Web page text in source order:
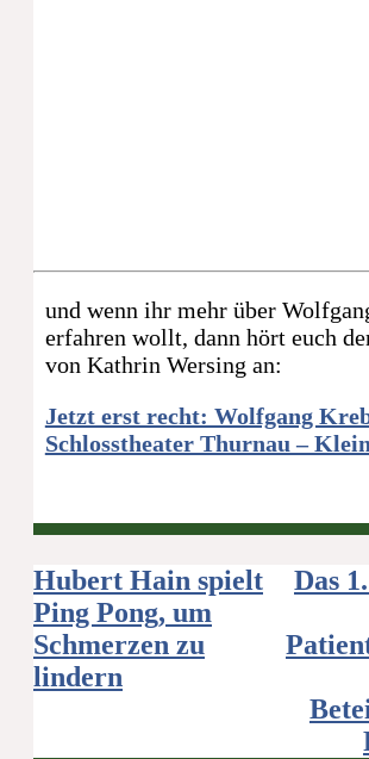
und wenn ihr mehr über
erfahren wollt, dann hört euch
von Kathrin Wersing an:
Jetzt erst recht: Wolfgang
Schlosstheater Thurnau –
Beitragsnavigation
Hubert Hain spielt
Ping Pong, um
Schmerzen zu
lindern
Das